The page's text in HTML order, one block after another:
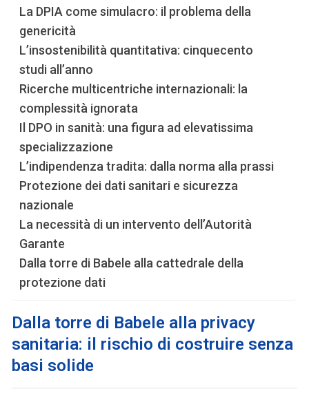
La DPIA come simulacro: il problema della
genericità
L’insostenibilità quantitativa: cinquecento
studi all’anno
Ricerche multicentriche internazionali: la
complessità ignorata
Il DPO in sanità: una figura ad elevatissima
specializzazione
L’indipendenza tradita: dalla norma alla prassi
Protezione dei dati sanitari e sicurezza
nazionale
La necessità di un intervento dell’Autorità
Garante
Dalla torre di Babele alla cattedrale della
protezione dati
Dalla torre di Babele alla privacy
sanitaria: il rischio di costruire senza
basi solide